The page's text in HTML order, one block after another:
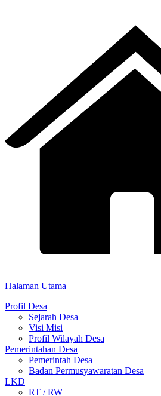
Halaman Utama
Profil Desa
Sejarah Desa
Visi Misi
Profil Wilayah Desa
Pemerintahan Desa
Pemerintah Desa
Badan Permusyawaratan Desa
LKD
RT / RW